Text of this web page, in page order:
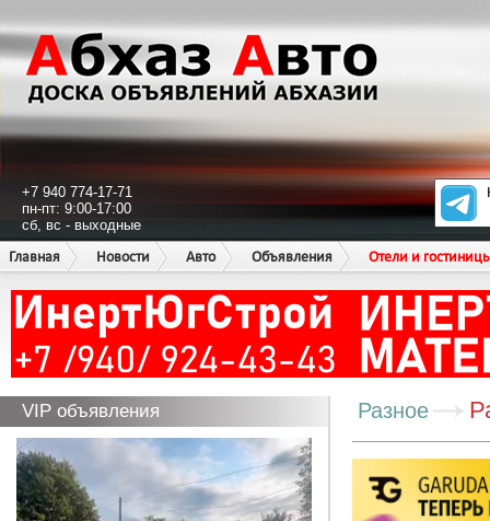
+7 940 774-17-71
пн-пт: 9:00-17:00
сб, вс - выходные
Главная
Новости Авто Объявления Отели и
VIP объявления Разное